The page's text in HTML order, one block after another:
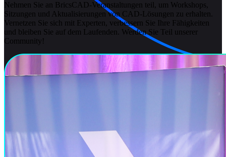
Nehmen Sie an BricsCAD-Veranstaltungen teil, um Workshops,
Sitzungen und Aktualisierungen von CAD-Lösungen zu erhalten.
Vernetzen Sie sich mit Experten, verbessern Sie Ihre Fähigkeiten
und bleiben Sie auf dem Laufenden. Werden Sie Teil unserer
Community!